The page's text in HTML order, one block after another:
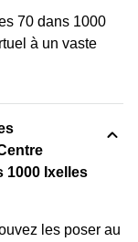
70 dans 1000
à un vaste
1000 Ixelles
les poser au